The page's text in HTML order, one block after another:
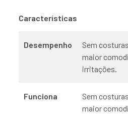
Características
Desempenho
Sem
maior
irritações.
Funciona
Sem
maior